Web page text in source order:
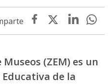
(ZEM) es un
de la